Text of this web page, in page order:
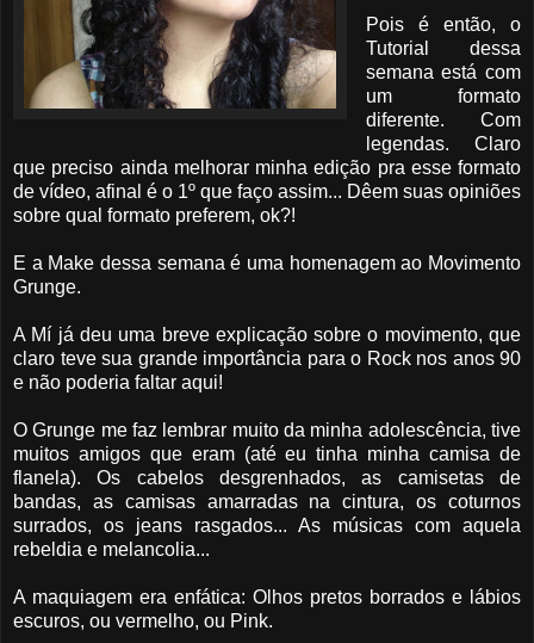
Pois é então, o
Tutorial dessa
semana está com
um formato
diferente. Com
legendas. Claro
que preciso ainda melhorar minha edição pra esse formato
de vídeo, afinal é o 1º que faço assim... Dêem suas opiniões
sobre qual formato preferem, ok?!
E a Make dessa semana é uma homenagem ao Movimento
Grunge.
A Mí já deu uma breve explicação sobre o movimento, que
claro teve sua grande importância para o Rock nos anos 90
e não poderia faltar aqui!
O Grunge me faz lembrar muito da minha adolescência, tive
muitos amigos que eram (até eu tinha minha camisa de
flanela). Os cabelos desgrenhados, as camisetas de
bandas, as camisas amarradas na cintura, os coturnos
surrados, os jeans rasgados... As músicas com aquela
rebeldia e melancolia...
A maquiagem era enfática: Olhos pretos borrados e lábios
escuros, ou vermelho, ou Pink.